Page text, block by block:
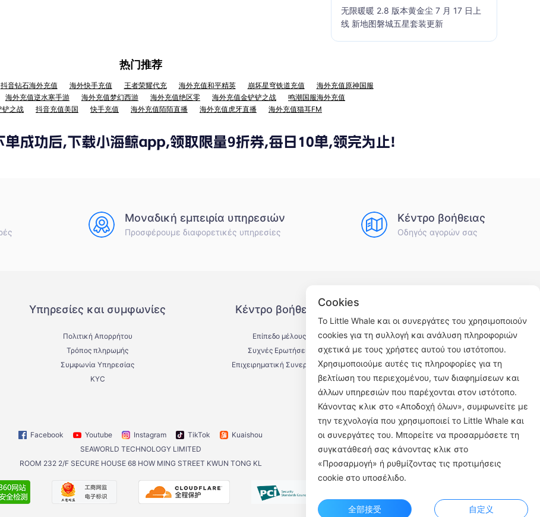
无限暖暖 2.8 版本黄金尘 7 月 17 日上
线 新地图磐城五星套装更新
热门推荐
抖音钻石海外充值 海外快手充值 王者荣耀代充 海外充值和平精英 崩坏星穹铁道充值
海外充值原神国服
海外充值逆水寒手游 海外充值梦幻西游 海外充值绝区零 海外充值金铲铲之战
鸣潮国服海外充值
铲之战
抖音充值美国 快手充值 海外充值陌陌直播 海外充值虎牙直播 海外充值猫耳FM
Μοναδική εμπειρία υπηρεσιών
Προσφέρουμε διαφορετικές υπηρεσίες
Κέντρο βοήθειας
Οδηγός αγορών σας
Υπηρεσίες και συμφωνίες
Πολιτική Απορρήτου
Τρόπος πληρωμής
Συμφωνία Υπηρεσίας
KYC
Κέντρο βοήθειας
Επίπεδο μέλους
Συχνές Ερωτήσεις
Επιχειρηματική Συνεργασία
Επίσημος λογαριασμός WeChat
Facebook Youtube Instagram TikTok
Kuaishou
SEAWORLD TECHNOLOGY LIMITED
ROOM 232 2/F SECURE HOUSE 68 HOW MING STREET KWUN TONG KL
Cookies
Το Little Whale και οι συνεργάτες του χρησιμοποιούν
cookies για τη συλλογή και ανάλυση πληροφοριών
σχετικά με τους χρήστες αυτού του ιστότοπου.
Χρησιμοποιούμε αυτές τις πληροφορίες για τη
βελτίωση του περιεχομένου, των διαφημίσεων και
άλλων υπηρεσιών που παρέχονται στον ιστότοπο.
Κάνοντας κλικ στο «Αποδοχή όλων», συμφωνείτε με
την τεχνολογία που χρησιμοποιεί το Little Whale και
οι συνεργάτες του. Μπορείτε να προσαρμόσετε τη
συγκατάθεσή σας κάνοντας κλικ στο
«Προσαρμογή» ή ρυθμίζοντας τις προτιμήσεις
cookie στο υποσέλιδο.
全部接受 自定义